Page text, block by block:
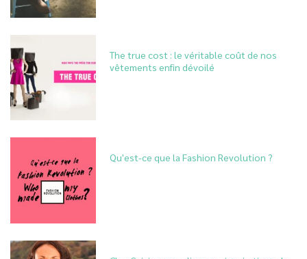
The true cost : le véritable coût de nos
vêtements enfin dévoilé
Qu'est-ce que la Fashion Revolution ?